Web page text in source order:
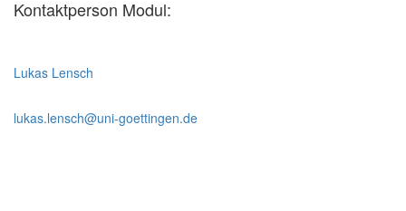
Kontaktperson Modul:
Lukas Lensch
lukas.lensch@uni-goettingen.de